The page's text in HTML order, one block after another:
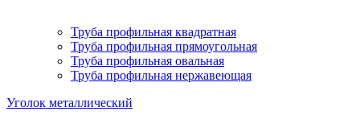
Труба профильная квадратная
Труба профильная прямоугольная
Труба профильная овальная
Труба профильная нержавеющая
Уголок металлический